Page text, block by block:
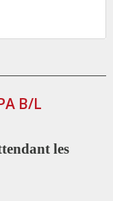
B/L
les